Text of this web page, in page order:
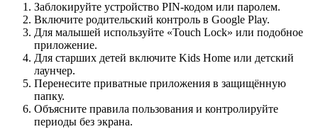
Заблокируйте устройство PIN‑кодом или паролем.
Включите родительский контроль в Google Play.
Для малышей используйте «Touch Lock» или подобное
приложение.
Для старших детей включите Kids Home или детский
лаунчер.
Перенесите приватные приложения в защищённую
папку.
Объясните правила пользования и контролируйте
периоды без экрана.